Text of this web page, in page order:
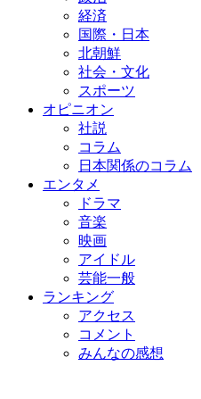
経済
国際・日本
北朝鮮
社会・文化
スポーツ
オピニオン
社説
コラム
日本関係のコラム
エンタメ
ドラマ
音楽
映画
アイドル
芸能一般
ランキング
アクセス
コメント
みんなの感想